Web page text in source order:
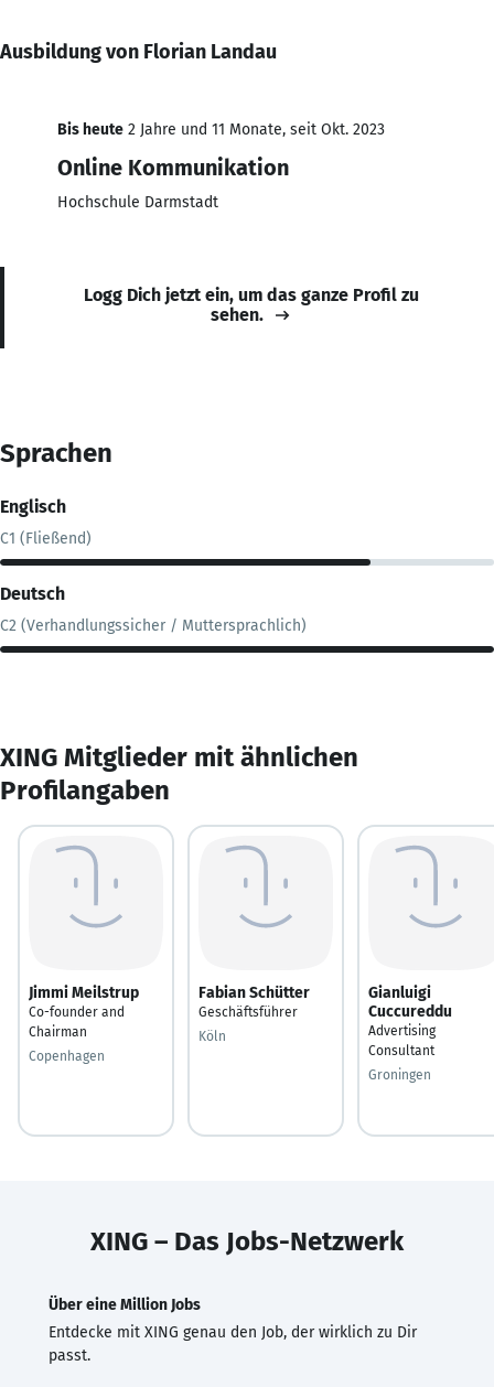
Ausbildung von Florian Landau
Bis heute 2 Jahre und 11 Monate, seit Okt. 2023
Online Kommunikation
Hochschule Darmstadt
Logg Dich jetzt ein, um das ganze Profil zu
sehen.
Sprachen
Englisch
C1 (Fließend)
Deutsch
C2 (Verhandlungssicher / Muttersprachlich)
XING Mitglieder mit ähnlichen
Profilangaben
Jimmi Meilstrup
Co-founder and
Chairman
Copenhagen
Fabian Schütter
Geschäftsführer
Köln
Gianluigi
Cuccureddu
Advertising
Consultant
Groningen
XING – Das Jobs-Netzwerk
Über eine Million Jobs
Entdecke mit XING genau den Job, der wirklich zu Dir
passt.